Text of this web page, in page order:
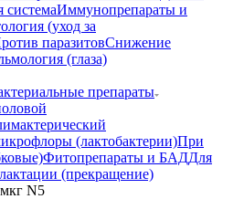
системаИммунопрепараты и
(уход за
паразитовСнижение
(глаза)
препараты
(лактобактерии)При
Фитопрепараты и БАДДля
(прекращение)
N5